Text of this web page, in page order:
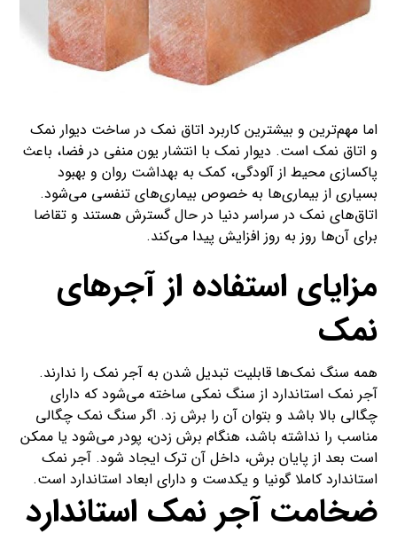
اما مهم‌ترین و بیشترین کاربرد اتاق نمک در ساخت دیوار نمک
و اتاق نمک است. دیوار نمک با انتشار یون منفی در فضا، باعث
پاکسازی محیط از آلودگی، کمک به بهداشت روان و بهبود
بسیاری از بیماری‌ها به خصوص بیماری‌های تنفسی می‌شود.
اتاق‌های نمک در سراسر دنیا در حال گسترش هستند و تقاضا
برای آن‌ها روز به روز افزایش پیدا می‌کند.
مزایای استفاده از آجرهای
نمک
همه سنگ‌ نمک‌ها قابلیت تبدیل شدن به آجر نمک را ندارند.
آجر نمک استاندارد از سنگ نمکی ساخته می‌شود که دارای
چگالی بالا باشد و بتوان آن را برش زد. اگر سنگ نمک چگالی
مناسب را نداشته باشد، هنگام برش زدن، پودر می‌شود یا ممکن
است بعد از پایان برش، داخل آن ترک ایجاد شود. آجر نمک
استاندارد کاملا گونیا و یکدست و دارای ابعاد استاندارد است.
ضخامت آجر نمک استاندارد